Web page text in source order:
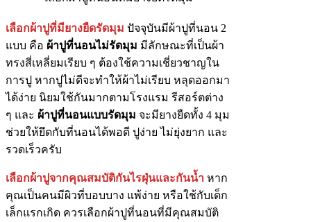
เลือกผ้าปูที่มียางยืดรัดมุม ปัจจุบันมีผ้าปูที่นอน 2
แบบ คือ ผ้าปูที่นอนไม่รัดมุม มีลักษณะที่เป็นผ้า
ทรงสี่เหลี่ยมเรียบ ๆ ต้องใช้ความเชี่ยวชาญใน
การปู หากปูไม่ดีจะทำให้ผ้าไม่เรียบ หลุดออกมา
ได้ง่าย นิยมใช้กันมากตามโรงแรม รีสอร์ตต่าง
ๆ และ ผ้าปูที่นอนแบบรัดมุม จะมียางยืดทั้ง 4 มุม
ช่วยให้ยึดกับที่นอนได้พอดี ปูง่าย ไม่ยุ่งยาก และ
รวดเร็วครับ
เลือกผ้าปูจากคุณสมบัติกันไรฝุ่นและกันน้ำ หาก
คุณเป็นคนมีผิวที่บอบบาง แพ้ง่าย หรือใช้กับเด็ก
เล็กแรกเกิด ควรเลือกผ้าปูที่นอนที่มีคุณสมบัติ